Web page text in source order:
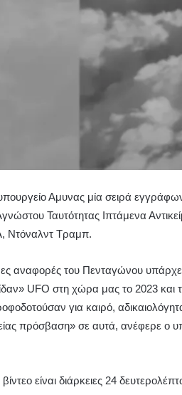
Αμυνας μία σειρά
Ταυτότητας Ιπτάμενα
Ντόναλντ Τραμπ.
αναφορές του Πενταγώνου
UFO στη χώρα μας το 2023
για καιρό,
πρόσβαση» σε αυτά, ανέφερε ο
είναι διάρκειες 24